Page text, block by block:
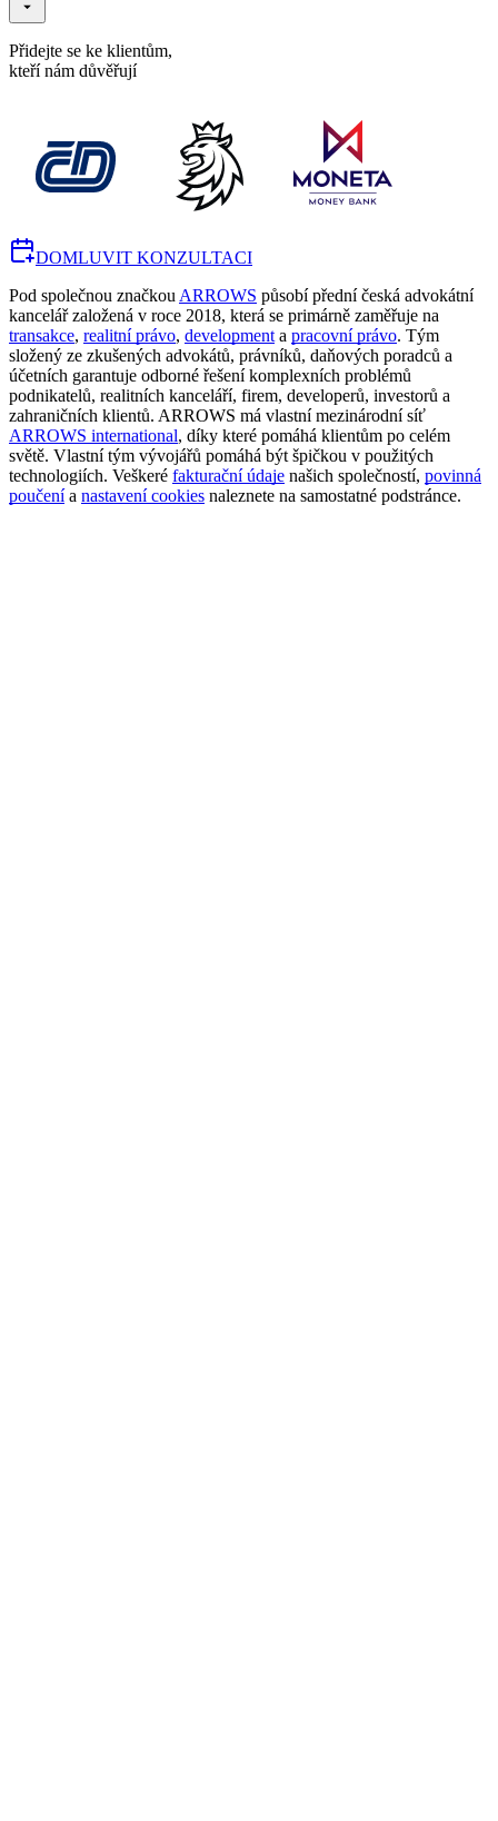
Přidejte se ke klientům,
kteří nám důvěřují
DOMLUVIT KONZULTACI
Pod společnou značkou ARROWS působí přední česká advokátní
kancelář založená v roce 2018, která se primárně zaměřuje na
transakce, realitní právo, development a pracovní právo. Tým
složený ze zkušených advokátů, právníků, daňových poradců a
účetních garantuje odborné řešení komplexních problémů
podnikatelů, realitních kanceláří, firem, developerů, investorů a
zahraničních klientů. ARROWS má vlastní mezinárodní síť
ARROWS international, díky které pomáhá klientům po celém
světě. Vlastní tým vývojářů pomáhá být špičkou v použitých
technologiích. Veškeré fakturační údaje našich společností, povinná
poučenía nastavení cookies naleznete na samostatné podstránce.